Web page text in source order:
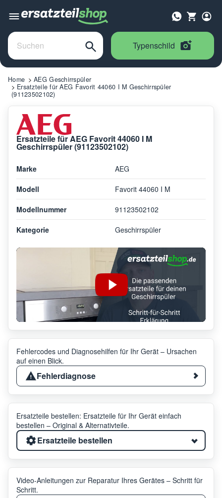
Typenschild
Home
AEG Geschirrspüler
Ersatzteile für AEG Favorit 44060 I M Geschirrspüler
(91123502102)
Ersatzteile für AEG Favorit 44060 I M
Geschirrspüler (91123502102)
Marke AEG
Modell Favorit 44060 I M
Modellnummer 91123502102
Kategorie Geschirrspüler
Fehlercodes und Diagnosehilfen für Ihr Gerät – Ursachen
auf einen Blick.
Fehlerdiagnose
Ersatzteile bestellen: Ersatzteile für Ihr Gerät einfach
bestellen – Original & Alternativteile.
Ersatzteile bestellen
Video-Anleitungen zur Reparatur Ihres Gerätes – Schritt für
Schritt.